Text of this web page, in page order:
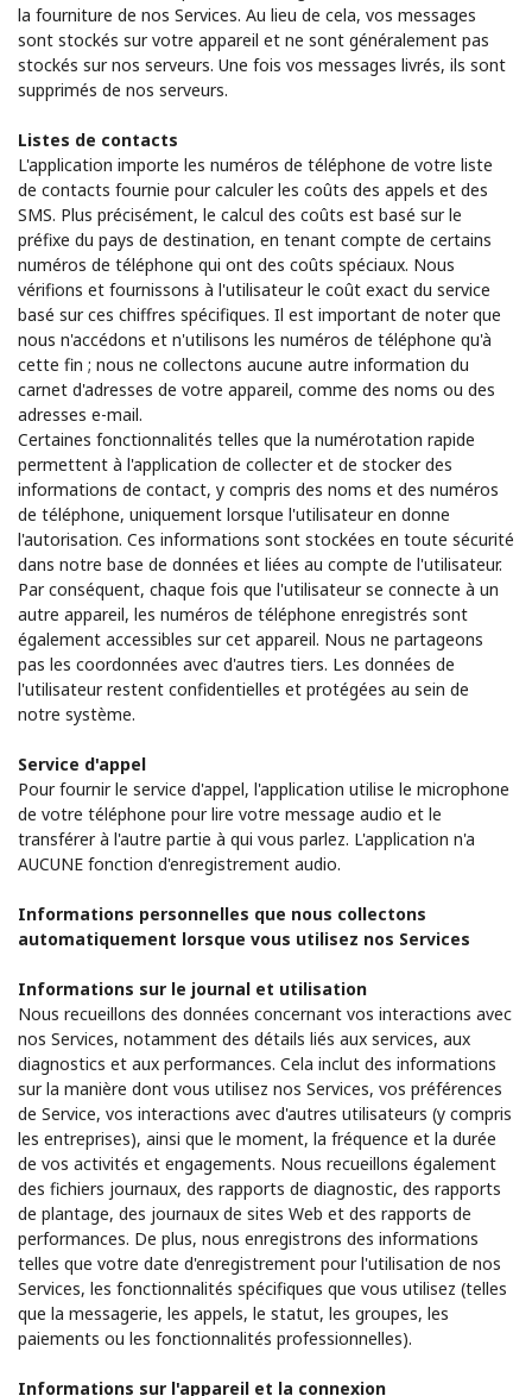
la fourniture de nos Services. Au lieu de cela, vos messages
sont stockés sur votre appareil et ne sont généralement pas
stockés sur nos serveurs. Une fois vos messages livrés, ils sont
supprimés de nos serveurs.
Listes de contacts
L'application importe les numéros de téléphone de votre liste
de contacts fournie pour calculer les coûts des appels et des
SMS. Plus précisément, le calcul des coûts est basé sur le
préfixe du pays de destination, en tenant compte de certains
numéros de téléphone qui ont des coûts spéciaux. Nous
vérifions et fournissons à l'utilisateur le coût exact du service
basé sur ces chiffres spécifiques. Il est important de noter que
nous n'accédons et n'utilisons les numéros de téléphone qu'à
cette fin ; nous ne collectons aucune autre information du
carnet d'adresses de votre appareil, comme des noms ou des
adresses e-mail.
Certaines fonctionnalités telles que la numérotation rapide
permettent à l'application de collecter et de stocker des
informations de contact, y compris des noms et des numéros
de téléphone, uniquement lorsque l'utilisateur en donne
l'autorisation. Ces informations sont stockées en toute sécurité
dans notre base de données et liées au compte de l'utilisateur.
Par conséquent, chaque fois que l'utilisateur se connecte à un
autre appareil, les numéros de téléphone enregistrés sont
également accessibles sur cet appareil. Nous ne partageons
pas les coordonnées avec d'autres tiers. Les données de
l'utilisateur restent confidentielles et protégées au sein de
notre système.
Service d'appel
Pour fournir le service d'appel, l'application utilise le microphone
de votre téléphone pour lire votre message audio et le
transférer à l'autre partie à qui vous parlez. L'application n'a
AUCUNE fonction d'enregistrement audio.
Informations personnelles que nous collectons
automatiquement lorsque vous utilisez nos Services
Informations sur le journal et utilisation
Nous recueillons des données concernant vos interactions avec
nos Services, notamment des détails liés aux services, aux
diagnostics et aux performances. Cela inclut des informations
sur la manière dont vous utilisez nos Services, vos préférences
de Service, vos interactions avec d'autres utilisateurs (y compris
les entreprises), ainsi que le moment, la fréquence et la durée
de vos activités et engagements. Nous recueillons également
des fichiers journaux, des rapports de diagnostic, des rapports
de plantage, des journaux de sites Web et des rapports de
performances. De plus, nous enregistrons des informations
telles que votre date d'enregistrement pour l'utilisation de nos
Services, les fonctionnalités spécifiques que vous utilisez (telles
que la messagerie, les appels, le statut, les groupes, les
paiements ou les fonctionnalités professionnelles).
Informations sur l'appareil et la connexion